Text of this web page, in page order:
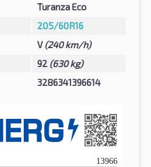
Turanza Eco
205/60R16
V(240 km/h)
92 (630 kg)
3286341396614